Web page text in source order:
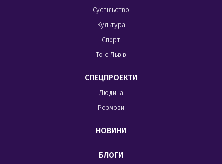
Суспільство
Культура
Спорт
То є Львів
СПЕЦПРОЕКТИ
Людина
Розмови
НОВИНИ
БЛОГИ